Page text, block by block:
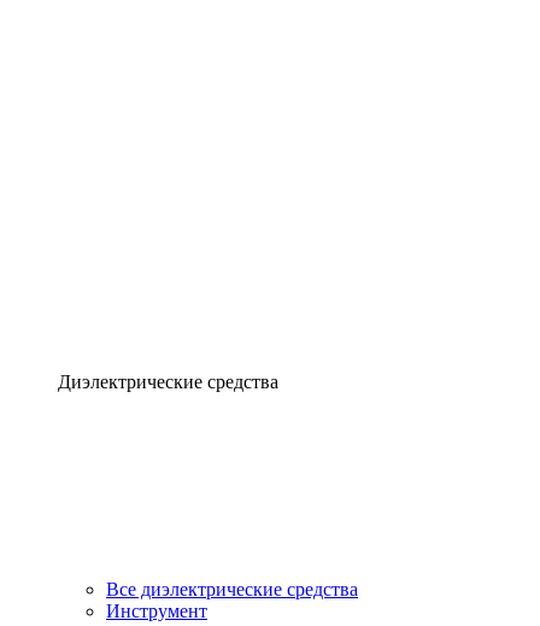
Диэлектрические средства
Все диэлектрические средства
Инструмент